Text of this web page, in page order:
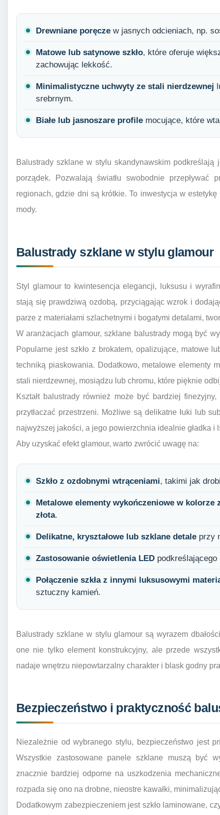
Drewniane poręcze w jasnych odcieniach, np.
Matowe lub satynowe szkło, które oferuje
zachowując lekkość.
Minimalistyczne uchwyty ze stali nierdzewnej
srebrnym.
Białe lub jasnoszare profile mocujące, które
Balustrady szklane w stylu skandynawskim podkreślają
porządek. Pozwalają światłu swobodnie
regionach, gdzie dni są krótkie. To inwestycja w
mody.
Balustrady szklane w stylu glamour
Styl glamour to kwintesencja elegancji, luksusu i
stają się prawdziwą ozdobą, przyciągając wzrok i
parze z materiałami szlachetnymi i bogatymi detalami,
W aranżacjach glamour, szklane balustrady mogą być
Popularne jest szkło z brokatem, opalizujące, matowe
techniką piaskowania. Dodatkowo, metalowe elementy
stali nierdzewnej, mosiądzu lub chromu, które pięknie
Kształt balustrady również może być bardziej
przytłaczać przestrzeni. Możliwe są delikatne łuki lub
najwyższej jakości, a jego powierzchnia idealnie gładka i
Aby uzyskać efekt glamour, warto zwrócić uwagę na:
Szkło z ozdobnymi wtrąceniami, takimi jak
Metalowe elementy wykończeniowe w kolorze
złota.
Delikatne, kryształowe lub szklane detale przy
Zastosowanie oświetlenia LED
Połączenie szkła z innymi luksusowymi
sztuczny kamień.
Balustrady szklane w stylu glamour są wyrazem
one nie tylko element konstrukcyjny, ale przede
nadaje wnętrzu niepowtarzalny charakter i blask godny
Bezpieczeństwo i praktyczność
Niezależnie od wybranego stylu, bezpieczeństwo jest
Wszystkie zastosowane panele szklane muszą być
znacznie bardziej odporne na uszkodzenia
rozpada się ono na drobne, nieostre kawałki,
Dodatkowym zabezpieczeniem jest szkło laminowane,